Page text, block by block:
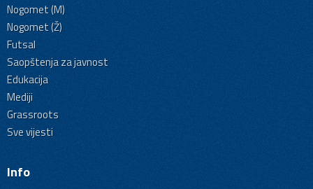
Nogomet (M)
Nogomet (Ž)
Futsal
Saopštenja za javnost
Edukacija
Mediji
Grassroots
Sve vijesti
Info